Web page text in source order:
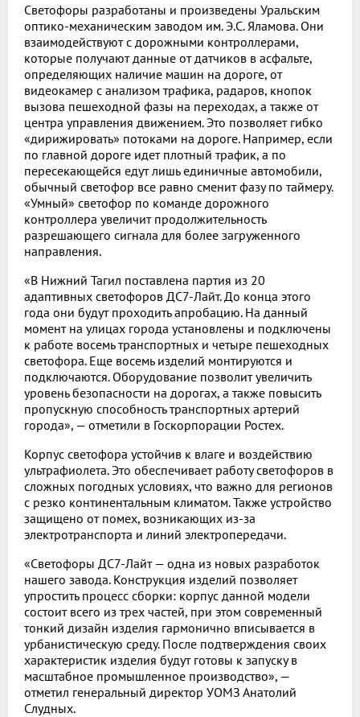
Светофоры разработаны и произведены Уральским
оптико-механическим заводом им. Э.С. Яламова. Они
взаимодействуют с дорожными контроллерами,
которые получают данные от датчиков в асфальте,
определяющих наличие машин на дороге, от
видеокамер с анализом трафика, радаров, кнопок
вызова пешеходной фазы на переходах, а также от
центра управления движением. Это позволяет гибко
«дирижировать» потоками на дороге. Например, если
по главной дороге идет плотный трафик, а по
пересекающейся едут лишь единичные автомобили,
обычный светофор все равно сменит фазу по таймеру.
«Умный» светофор по команде дорожного
контроллера увеличит продолжительность
разрешающего сигнала для более загруженного
направления.
«В Нижний Тагил поставлена партия из 20
адаптивных светофоров ДС7-Лайт. До конца этого
года они будут проходить апробацию. На данный
момент на улицах города установлены и подключены
к работе восемь транспортных и четыре пешеходных
светофора. Еще восемь изделий монтируются и
подключаются. Оборудование позволит увеличить
уровень безопасности на дорогах, а также повысить
пропускную способность транспортных артерий
города», — отметили в Госкорпорации Ростех.
Корпус светофора устойчив к влаге и воздействию
ультрафиолета. Это обеспечивает работу светофоров в
сложных погодных условиях, что важно для регионов
с резко континентальным климатом. Также устройство
защищено от помех, возникающих из-за
электротранспорта и линий электропередачи.
«Светофоры ДС7-Лайт — одна из новых разработок
нашего завода. Конструкция изделий позволяет
упростить процесс сборки: корпус данной модели
состоит всего из трех частей, при этом современный
тонкий дизайн изделия гармонично вписывается в
урбанистическую среду. После подтверждения своих
характеристик изделия будут готовы к запуску в
масштабное промышленное производство», —
отметил генеральный директор УОМЗ Анатолий
Слудных.